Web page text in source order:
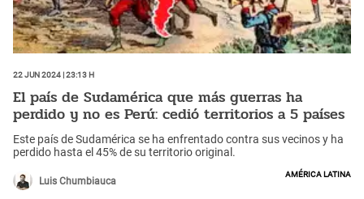
22 Jun 2024 | 23:13 h
El país de Sudamérica que más guerras ha
perdido y no es Perú: cedió territorios a 5 países
Este país de Sudamérica se ha enfrentado contra sus vecinos y ha
perdido hasta el 45% de su territorio original.
Luis Chumbiauca
América Latina